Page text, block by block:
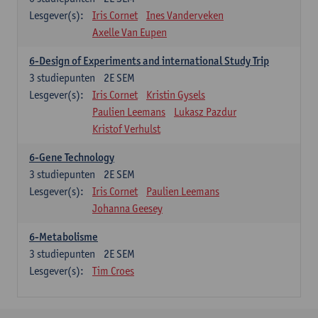
Lesgever(s):
Iris Cornet
Ines Vanderveken
Axelle Van Eupen
6-Design of Experiments and international Study Trip
2E SEM
3 studiepunten
Lesgever(s):
Iris Cornet
Kristin Gysels
Paulien Leemans
Lukasz Pazdur
Kristof Verhulst
6-Gene Technology
2E SEM
3 studiepunten
Lesgever(s):
Iris Cornet
Paulien Leemans
Johanna Geesey
6-Metabolisme
2E SEM
3 studiepunten
Lesgever(s):
Tim Croes